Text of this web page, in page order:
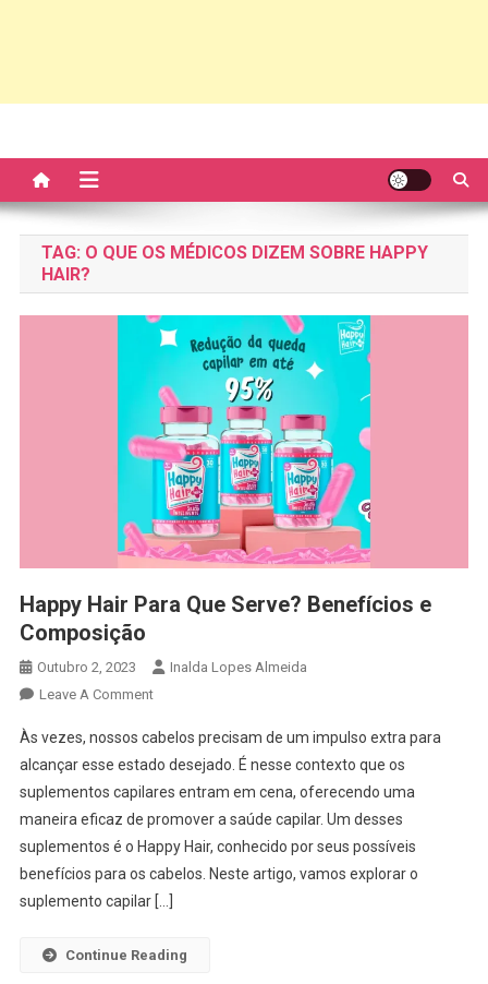
TAG: O QUE OS MÉDICOS DIZEM SOBRE HAPPY
HAIR?
Happy Hair Para Que Serve? Benefícios e
Composição
Outubro 2, 2023
Inalda Lopes Almeida
Leave A CommentOn
Hair
Para
Que
Serve?
Benefícios
E
Composição
Às vezes, nossos cabelos precisam de um impulso extra para
alcançar esse estado desejado. É nesse contexto que os
suplementos capilares entram em cena, oferecendo uma
maneira eficaz de promover a saúde capilar. Um desses
suplementos é o Happy Hair, conhecido por seus possíveis
benefícios para os cabelos. Neste artigo, vamos explorar o
suplemento capilar […]
Continue Reading